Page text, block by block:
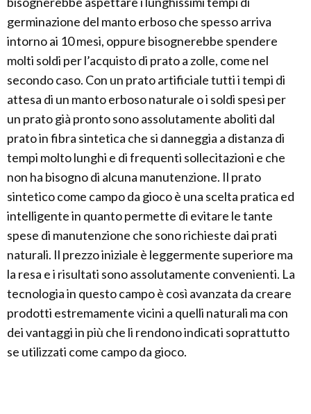
germinazione del manto erboso che spesso arriva
intorno ai 10 mesi, oppure bisognerebbe spendere
molti soldi per l’acquisto di prato a zolle, come nel
secondo caso. Con un prato artificiale tutti i tempi di
attesa di un manto erboso naturale o i soldi spesi per
un prato già pronto sono assolutamente aboliti dal
prato in fibra sintetica che si danneggia a distanza di
tempi molto lunghi e di frequenti sollecitazioni e che
non ha bisogno di alcuna manutenzione. Il prato
sintetico come campo da gioco è una scelta pratica ed
intelligente in quanto permette di evitare le tante
spese di manutenzione che sono richieste dai prati
naturali. Il prezzo iniziale è leggermente superiore ma
la resa e i risultati sono assolutamente convenienti. La
tecnologia in questo campo è così avanzata da creare
prodotti estremamente vicini a quelli naturali ma con
dei vantaggi in più che li rendono indicati soprattutto
se utilizzati come campo da gioco.